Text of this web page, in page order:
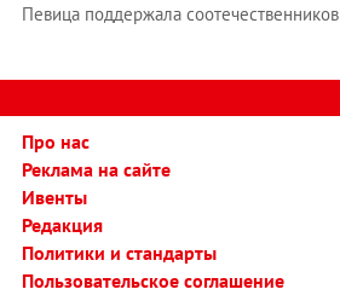
Певица поддержала соотечественников
Про нас
Реклама на сайте
Ивенты
Редакция
Политики и стандарты
Пользовательское соглашение